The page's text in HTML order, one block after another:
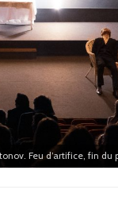
Feu d’artifice, fin du